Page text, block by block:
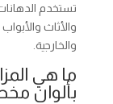
تستخدم
والأثاث
والخارجية.
ما هي
بألوان